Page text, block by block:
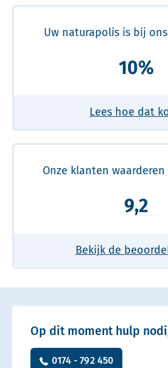
Uw naturapolis is bij
10%
Lees hoe dat
Onze klanten
9,2
Bekijk de
Op dit moment hulp
0174 - 792 450